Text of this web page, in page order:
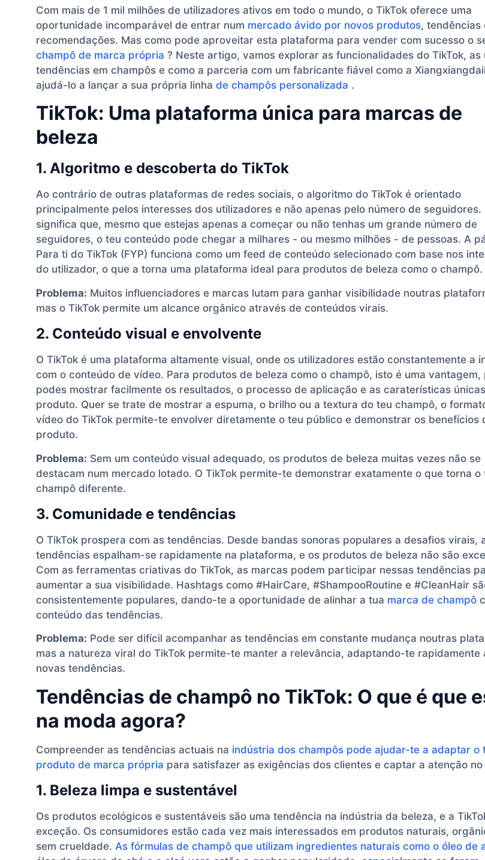
Com mais de 1 mil milhões de utilizadores ativos em todo o mundo, o TikTok oferece uma
oportunidade incomparável de entrar num mercado ávido por novos produtos, tendências
recomendações. Mas como pode aproveitar esta plataforma para vender com sucesso o
champô de marca própria ? Neste artigo, vamos explorar as funcionalidades do TikTok, as
tendências em champôs e como a parceria com um fabricante fiável como a
ajudá-lo a lançar a sua própria linha de champôs personalizada .
TikTok: Uma plataforma única para marcas de
beleza
1. Algoritmo e descoberta do TikTok
Ao contrário de outras plataformas de redes sociais, o algoritmo do TikTok é orientado
principalmente pelos interesses dos utilizadores e não apenas pelo número de seguidores.
significa que, mesmo que estejas apenas a começar ou não tenhas um grande número de
seguidores, o teu conteúdo pode chegar a milhares - ou mesmo milhões - de pessoas. A
Para ti do TikTok (FYP) funciona como um feed de conteúdo selecionado com base nos
do utilizador, o que a torna uma plataforma ideal para produtos de beleza como o champô.
Problema: Muitos influenciadores e marcas lutam para ganhar visibilidade noutras
mas o TikTok permite um alcance orgânico através de conteúdos virais.
2. Conteúdo visual e envolvente
O TikTok é uma plataforma altamente visual, onde os utilizadores estão constantemente a
com o conteúdo de vídeo. Para produtos de beleza como o champô, isto é uma vantagem,
podes mostrar facilmente os resultados, o processo de aplicação e as caraterísticas
produto. Quer se trate de mostrar a espuma, o brilho ou a textura do teu champô, o
vídeo do TikTok permite-te envolver diretamente o teu público e demonstrar os benefícios
produto.
Problema: Sem um conteúdo visual adequado, os produtos de beleza muitas vezes não se
destacam num mercado lotado. O TikTok permite-te demonstrar exatamente o que torna o
champô diferente.
3. Comunidade e tendências
O TikTok prospera com as tendências. Desde bandas sonoras populares a desafios virais,
tendências espalham-se rapidamente na plataforma, e os produtos de beleza não são
Com as ferramentas criativas do TikTok, as marcas podem participar nessas tendências
aumentar a sua visibilidade. Hashtags como #HairCare, #ShampooRoutine e #CleanHair
consistentemente populares, dando-te a oportunidade de alinhar a tua marca de champô
conteúdo das tendências.
Problema: Pode ser difícil acompanhar as tendências em constante mudança noutras
mas a natureza viral do TikTok permite-te manter a relevância, adaptando-te rapidamente
novas tendências.
Tendências de champô no TikTok: O que é que
na moda agora?
Compreender as tendências actuais na indústria dos champôs pode ajudar-te a adaptar o
produto de marca própria para satisfazer as exigências dos clientes e captar a atenção no
1. Beleza limpa e sustentável
Os produtos ecológicos e sustentáveis são uma tendência na indústria da beleza, e a
exceção. Os consumidores estão cada vez mais interessados em produtos naturais,
sem crueldade. As fórmulas de champô que utilizam ingredientes naturais como o óleo de